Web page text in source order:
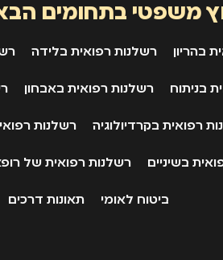
משפטי בתחומים
בהריון רשלנות רפואית בלידה
בניתוח רשלנות רפואית באבחון
רפואית בקרדיולוגיה רשלנות
בשיניים רשלנות רפואית של
ביטוח לאומי תאונות דרכים